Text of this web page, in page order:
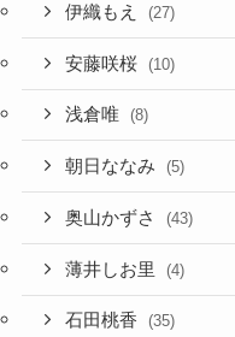
伊織もえ (27)
安藤咲桜 (10)
浅倉唯 (8)
朝日ななみ (5)
奥山かずさ (43)
薄井しお里 (4)
石田桃香 (35)